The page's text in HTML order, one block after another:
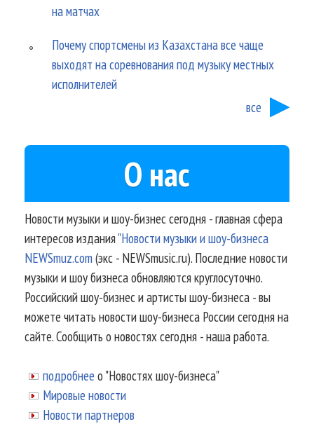
на матчах
Почему спортсмены из Казахстана все чаще
выходят на соревнования под музыку местных
исполнителей
все
О нас
Новости музыки и шоу-бизнес сегодня - главная сфера
интересов издания"Новости музыки и шоу-бизнеса
NEWSmuz.com(экс - NEWSmusic.ru). Последние новости
музыки и шоу бизнеса обновляются круглосуточно.
Российский шоу-бизнес и артисты шоу-бизнеса - вы
можете читать новости шоу-бизнеса России сегодня на
сайте. Сообщить о новостях сегодня - наша работа.
подробнее о "Новостях шоу-бизнеса"
Мировые новости
Новости партнеров